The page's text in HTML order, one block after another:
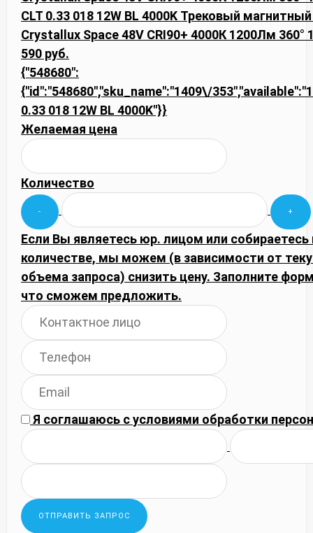
CLT 0.33 018 12W BL 4000K Трековый
Crystallux Space 48V CRI90+ 4000К 1200Лм 360°
590 руб.
{"548680":
{"id":"548680","sku_name":"1409\/
0.33 018 12W BL 4000K"}}
Желаемая цена
Количество
Если Вы являетесь юр. лицом или
количестве, мы можем (в зависимости от
объема запроса) снизить цену. Заполните
что сможем предложить.
Я соглашаюсь сусловиями обработки